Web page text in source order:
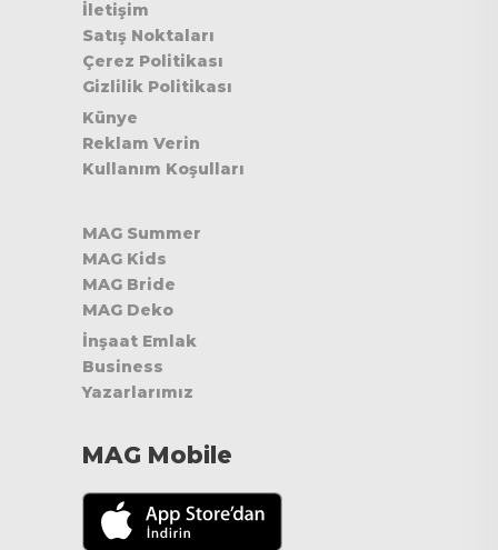
İletişim
Satış Noktaları
Çerez Politikası
Gizlilik Politikası
Künye
Reklam Verin
Kullanım Koşulları
MAG Summer
MAG Kids
MAG Bride
MAG Deko
İnşaat Emlak
Business
Yazarlarımız
MAG Mobile